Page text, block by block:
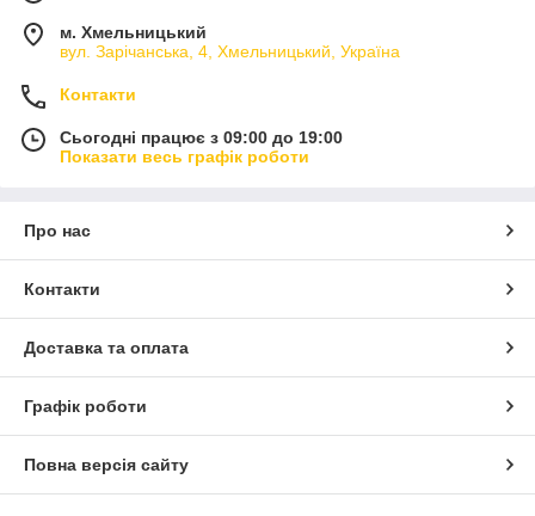
м. Хмельницький
вул. Зарічанська, 4, Хмельницький, Україна
Контакти
Сьогодні працює з 09:00 до 19:00
Показати весь графік роботи
Про нас
Контакти
Доставка та оплата
Графік роботи
Повна версія сайту